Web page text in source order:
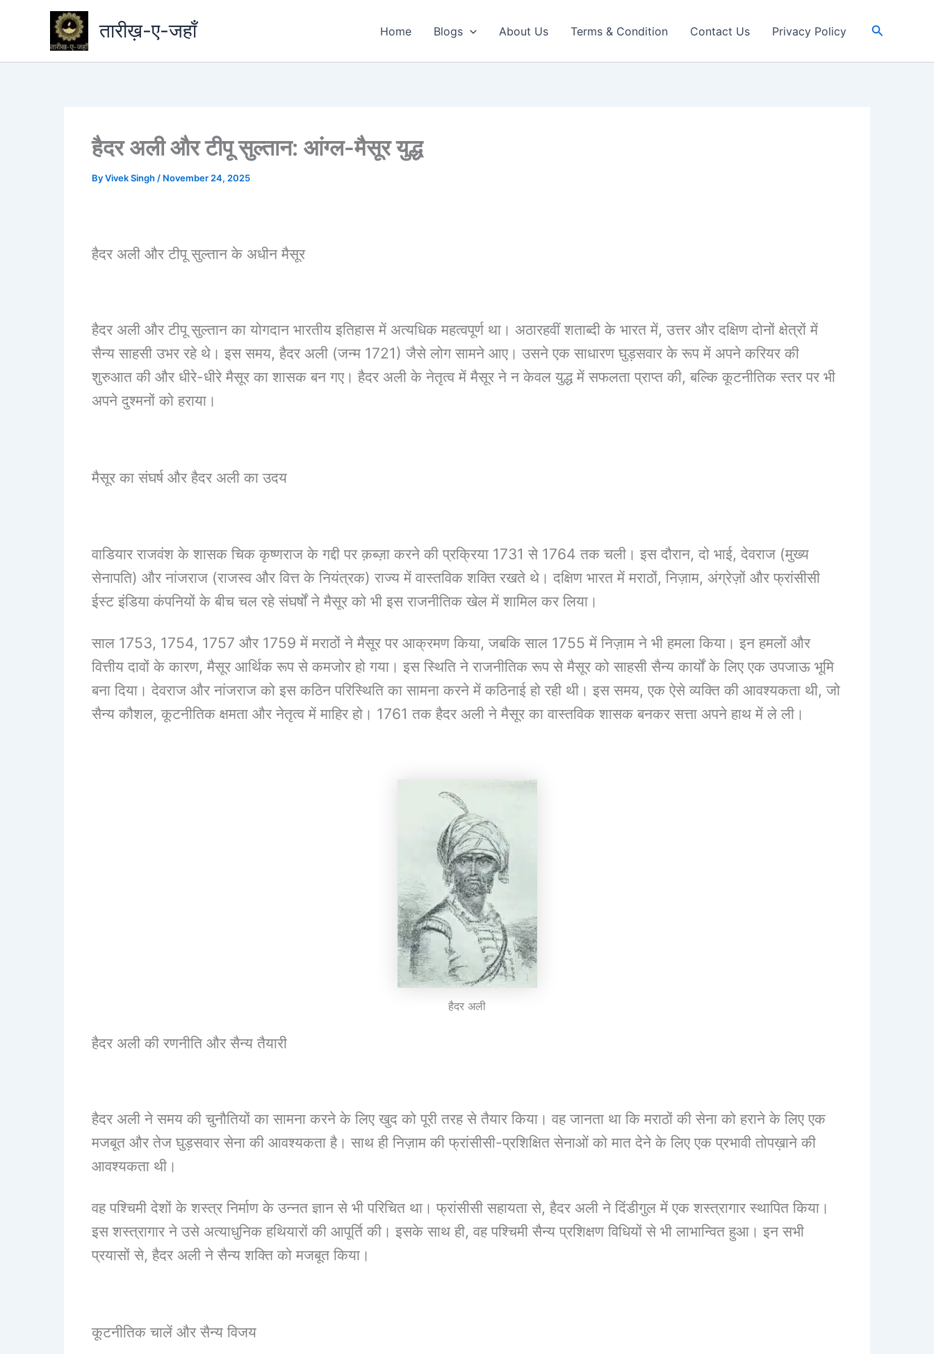
तारीख़-ए-जहाँ Home Blogs About Us Terms & Condition Contact Us Privacy Policy Search
हैदर अली और टीपू सुल्तान: आंग्ल-मैसूर युद्ध
ByVivek Singh / November 24, 2025
हैदर अली और टीपू सुल्तान के अधीन मैसूर
हैदर अली और टीपू सुल्तान का योगदान भारतीय इतिहास में अत्यधिक महत्वपूर्ण था। अठारहवीं शताब्दी के भारत में, उत्तर और दक्षिण दोनों क्षेत्रों में
सैन्य साहसी उभर रहे थे। इस समय, हैदर अली (जन्म 1721) जैसे लोग सामने आए। उसने एक साधारण घुड़सवार के रूप में अपने करियर की
शुरुआत की और धीरे-धीरे मैसूर का शासक बन गए। हैदर अली के नेतृत्व में मैसूर ने न केवल युद्ध में सफलता प्राप्त की, बल्कि कूटनीतिक स्तर पर भी
अपने दुश्मनों को हराया।
मैसूर का संघर्ष और हैदर अली का उदय
वाडियार राजवंश के शासक चिक कृष्णराज के गद्दी पर क़ब्ज़ा करने की प्रक्रिया 1731 से 1764 तक चली। इस दौरान, दो भाई, देवराज (मुख्य
सेनापति) और नांजराज (राजस्व और वित्त के नियंत्रक) राज्य में वास्तविक शक्ति रखते थे। दक्षिण भारत में मराठों, निज़ाम, अंग्रेज़ों और फ्रांसीसी
ईस्ट इंडिया कंपनियों के बीच चल रहे संघर्षों ने मैसूर को भी इस राजनीतिक खेल में शामिल कर लिया।
साल 1753, 1754, 1757 और 1759 में मराठों ने मैसूर पर आक्रमण किया, जबकि साल 1755 में निज़ाम ने भी हमला किया। इन हमलों और
वित्तीय दावों के कारण, मैसूर आर्थिक रूप से कमजोर हो गया। इस स्थिति ने राजनीतिक रूप से मैसूर को साहसी सैन्य कार्यों के लिए एक उपजाऊ भूमि
बना दिया। देवराज और नांजराज को इस कठिन परिस्थिति का सामना करने में कठिनाई हो रही थी। इस समय, एक ऐसे व्यक्ति की आवश्यकता थी, जो
सैन्य कौशल, कूटनीतिक क्षमता और नेतृत्व में माहिर हो। 1761 तक हैदर अली ने मैसूर का वास्तविक शासक बनकर सत्ता अपने हाथ में ले ली।
हैदर अली
हैदर अली की रणनीति और सैन्य तैयारी
हैदर अली ने समय की चुनौतियों का सामना करने के लिए खुद को पूरी तरह से तैयार किया। वह जानता था कि मराठों की सेना को हराने के लिए एक
मजबूत और तेज घुड़सवार सेना की आवश्यकता है। साथ ही निज़ाम की फ्रांसीसी-प्रशिक्षित सेनाओं को मात देने के लिए एक प्रभावी तोपख़ाने की
आवश्यकता थी।
वह पश्चिमी देशों के शस्त्र निर्माण के उन्नत ज्ञान से भी परिचित था। फ्रांसीसी सहायता से, हैदर अली ने दिंडीगुल में एक शस्त्रागार स्थापित किया।
इस शस्त्रागार ने उसे अत्याधुनिक हथियारों की आपूर्ति की। इसके साथ ही, वह पश्चिमी सैन्य प्रशिक्षण विधियों से भी लाभान्वित हुआ। इन सभी
प्रयासों से, हैदर अली ने सैन्य शक्ति को मजबूत किया।
कूटनीतिक चालें और सैन्य विजय